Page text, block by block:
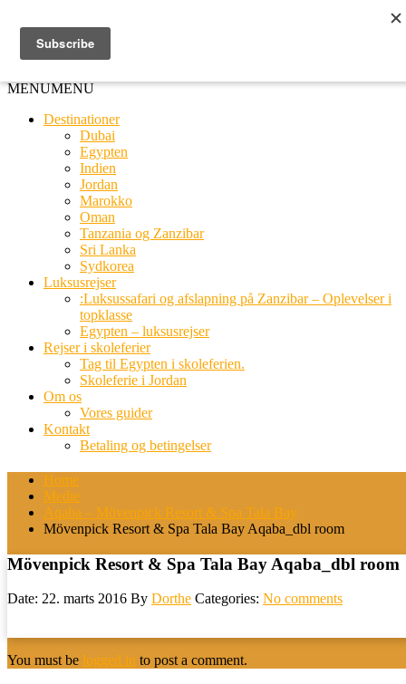
MENUMENU
Destinationer
Dubai
Egypten
Indien
Jordan
Marokko
Oman
Tanzania og Zanzibar
Sri Lanka
Sydkorea
Luksusrejser
:Luksussafari og afslapning på Zanzibar – Oplevelser i
topklasse
Egypten – luksusrejser
Rejser i skoleferier
Tag til Egypten i skoleferien.
Skoleferie i Jordan
Om os
Vores guider
Kontakt
Betaling og betingelser
Home
Medie
Aqaba – Mövenpick Resort & Spa Tala Bay
Mövenpick Resort & Spa Tala Bay Aqaba_dbl room
Mövenpick Resort & Spa Tala Bay Aqaba_dbl room
Date: 22. marts 2016 By Dorthe Categories: No comments
You must be logged in to post a comment.